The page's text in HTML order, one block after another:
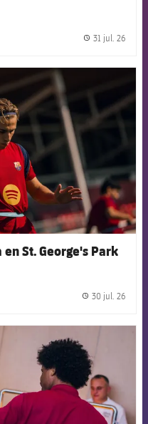
31 jul. 26
Barcelona badge
St. George's Park
30 jul. 26